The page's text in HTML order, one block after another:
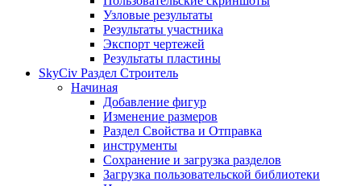
Узловые результаты
Результаты участника
Экспорт чертежей
Результаты пластины
SkyCiv Раздел Строитель
Начиная
Добавление фигур
Изменение размеров
Раздел Свойства и Отправка
инструменты
Сохранение и загрузка разделов
Загрузка пользовательской библиотеки